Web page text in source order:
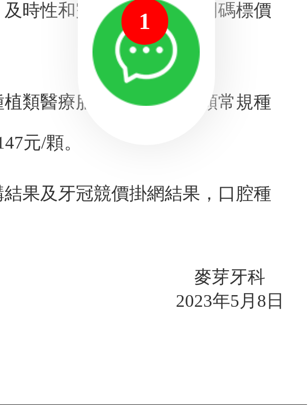
時性和完整性；不收取明碼標價
類醫療服務項目以及單顆常規種
元/顆。
果及牙冠競價掛網結果，口腔種
麥芽牙科
2023年5月8日
1